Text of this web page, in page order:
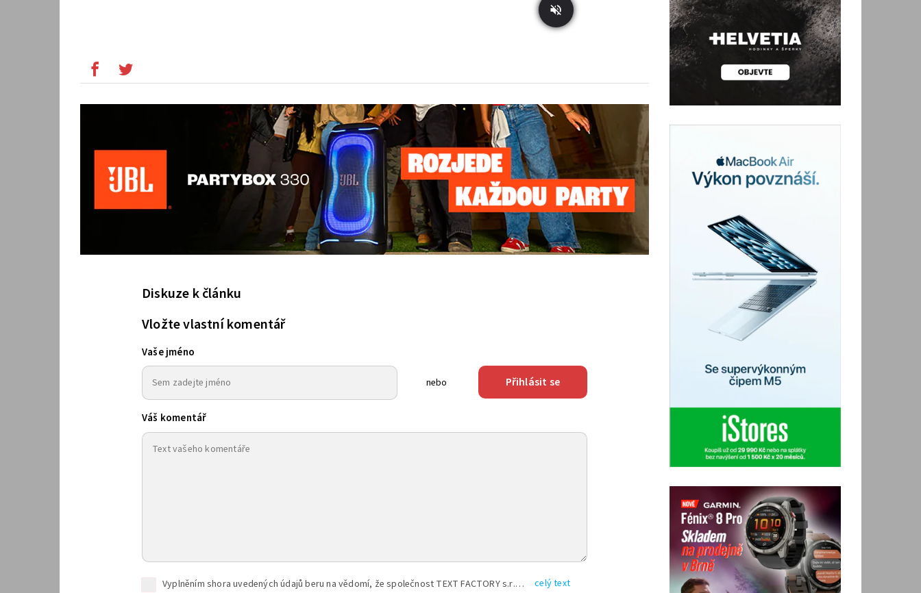
Diskuze k článku
Vložte vlastní komentář
Vaše jméno
nebo Přihlásit se
Váš komentář
Vyplněním shora uvedených údajů beru na vědomí, že společnost TEXT FACTORY s.r.o., sídlem Brno, Durďákova 336/29, Černá Pole, PSČ: 613 00, IČ: 06157831, zapsané u Krajského soudu v Brně, oddíl C, vložka 100399, bude zpracovávat mé osobní údaje uvedené v rámci mnou vyplněného registračního formuláře na základě oprávněných zájmů TEXT FACTORY s.r.o. dle čl. 6 odst. 1 písm. f) GDPR a pro splnění právních povinností (čl. 6 odst. 1 písm. c) GDPR), a to pro tyto účely: nezbytnost zajistit oprávnění návštěvníka webových stránek provozovaných společností TEXT FACTORY s.r.o. přispívat aktivně ke zveřejněným článkům nebo v rámci diskusních fór a výkon práv TEXT FACTORY s.r.o. jako administrátora těchto diskusních fór. Více informací o zpracování osobních údajů a právech lze nalézt v celý text